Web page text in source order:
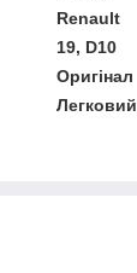
Renault
19, D10
Оригінал